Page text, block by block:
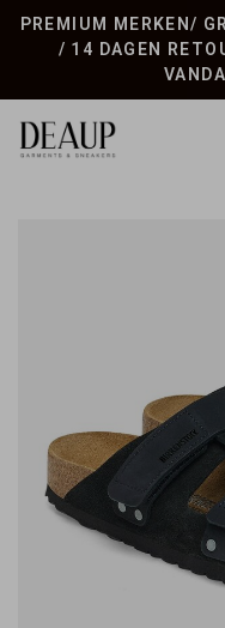
PREMIUM MERKEN/
/ 14 DAGEN